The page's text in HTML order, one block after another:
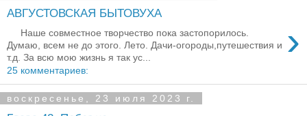
АВГУСТОВСКАЯ БЫТОВУХА
›
Наше совместное творчество пока застопорилось.
Думаю, всем не до этого. Лето. Дачи-огороды,путешествия и
т.д. За всю мою жизнь я так ус...
25 комментариев:
воскресенье, 23 июля 2023 г.